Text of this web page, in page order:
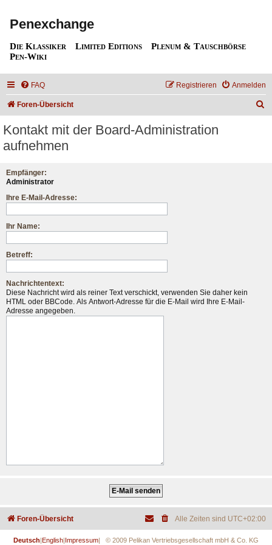
Penexchange
Die Klassiker Limited Editions
Plenum & Tauschbörse
Pen-Wiki
FAQ Anmelden
Registrieren
Foren-Übersicht
Kontakt mit der Board-Administration
aufnehmen
Empfänger:
Administrator
Ihre E-Mail-Adresse:
Ihr Name:
Betreff:
Nachrichtentext:
Diese Nachricht wird als reiner Text verschickt, verwenden Sie daher kein
HTML oder BBCode. Als Antwort-Adresse für die E-Mail wird Ihre E-Mail-
Adresse angegeben.
Foren-Übersicht Alle Zeiten sind UTC+02:00
Deutsch|English|Impressum| © 2009 Pelikan Vertriebsgesellschaft mbH & Co. KG